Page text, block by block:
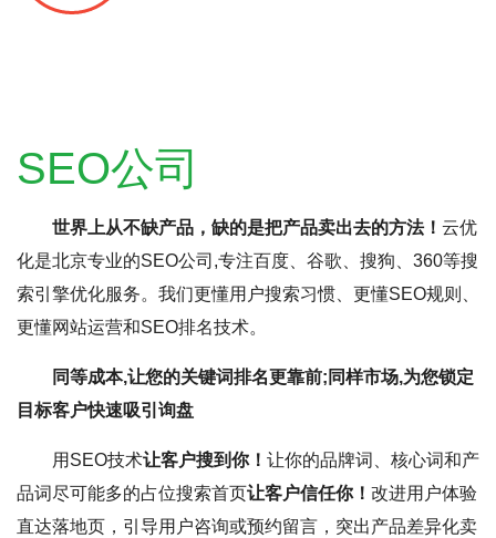
SEO公司
世界上从不缺产品，缺的是把产品卖出去的方法！ 云优
化是北京专业的SEO公司,专注百度、谷歌、搜狗、360等搜
索引擎优化服务。我们更懂用户搜索习惯、更懂SEO规则、
更懂网站运营和SEO排名技术。
同等成本,让您的关键词排名更靠前;同样市场,为您锁定
目标客户快速吸引询盘
用SEO技术让客户搜到你！ 让你的品牌词、核心词和产
品词尽可能多的占位搜索首页让客户信任你！ 改进用户体验
直达落地页，引导用户咨询或预约留言，突出产品差异化卖